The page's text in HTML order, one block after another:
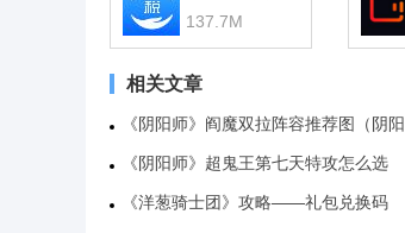
137.7M
相关文章
《阴阳师》阎魔双拉阵容推荐图（阴阳
《阴阳师》超鬼王第七天特攻怎么选
《洋葱骑士团》攻略——礼包兑换码